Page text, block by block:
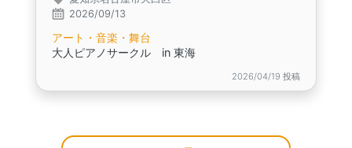
2026/09/13
アート・音楽・舞台
大人ピアノサークル in 東海
2026/04/19 投稿